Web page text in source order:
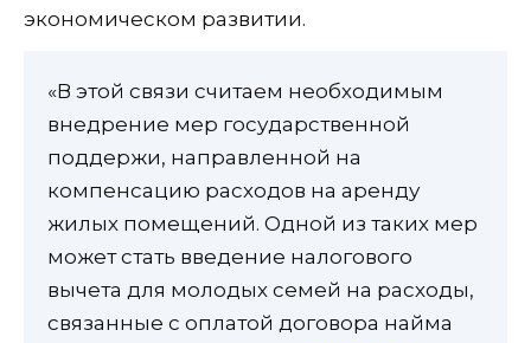
экономическом развитии.
«В этой связи считаем необходимым
внедрение мер государственной
поддержи, направленной на
компенсацию расходов на аренду
жилых помещений. Одной из таких мер
может стать введение налогового
вычета для молодых семей на расходы,
связанные с оплатой договора найма